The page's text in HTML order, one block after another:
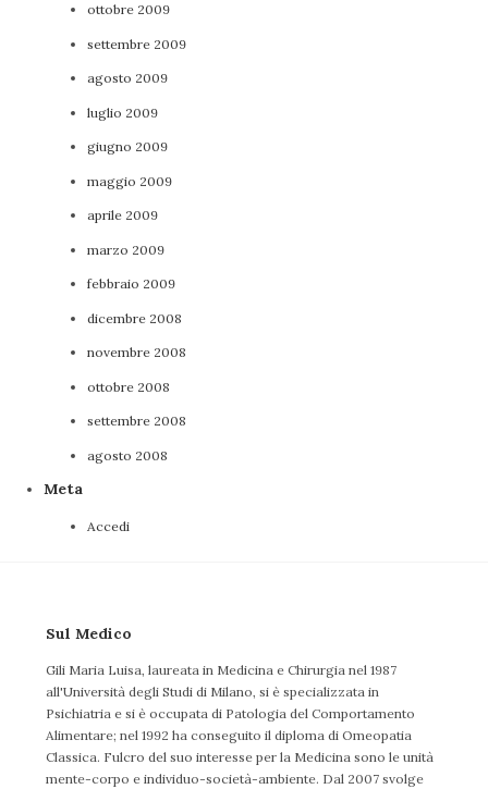
ottobre 2009
settembre 2009
agosto 2009
luglio 2009
giugno 2009
maggio 2009
aprile 2009
marzo 2009
febbraio 2009
dicembre 2008
novembre 2008
ottobre 2008
settembre 2008
agosto 2008
Meta
Accedi
Sul Medico
Gili Maria Luisa, laureata in Medicina e Chirurgia nel 1987
all'Università degli Studi di Milano, si è specializzata in
Psichiatria e si è occupata di Patologia del Comportamento
Alimentare; nel 1992 ha conseguito il diploma di Omeopatia
Classica. Fulcro del suo interesse per la Medicina sono le unità
mente-corpo e individuo-società-ambiente. Dal 2007 svolge